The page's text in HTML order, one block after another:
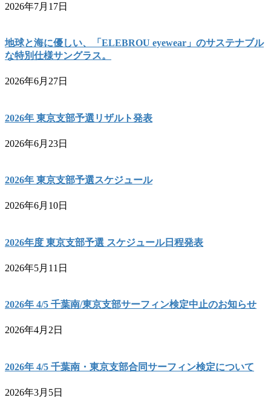
2026年7月17日
地球と海に優しい、「ELEBROU eyewear」のサステナブル
な特別仕様サングラス。
2026年6月27日
2026年 東京支部予選リザルト発表
2026年6月23日
2026年 東京支部予選スケジュール
2026年6月10日
2026年度 東京支部予選 スケジュール日程発表
2026年5月11日
2026年 4/5 千葉南/東京支部サーフィン検定中止のお知らせ
2026年4月2日
2026年 4/5 千葉南・東京支部合同サーフィン検定について
2026年3月5日